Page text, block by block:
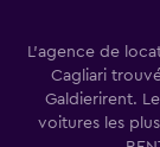
L'agence de
Cagliari
Galdierirent.
voitures les